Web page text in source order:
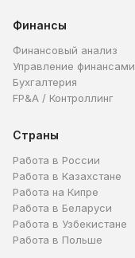
Финансы
Финансовый анализ
Управление финансами
Бухгалтерия
FP&A / Контроллинг
Страны
Работа в России
Работа в Казахстане
Работа на Кипре
Работа в Беларуси
Работа в Узбекистане
Работа в Польше